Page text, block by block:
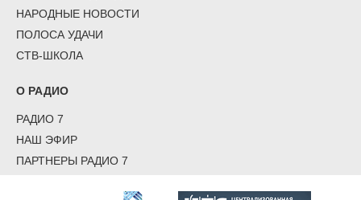
НАРОДНЫЕ НОВОСТИ
ПОЛОСА УДАЧИ
СТВ-ШКОЛА
О РАДИО
РАДИО 7
НАШ ЭФИР
ПАРТНЕРЫ РАДИО 7